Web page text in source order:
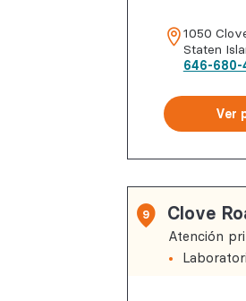
1050
Staten
646-680-
Ver
9 Clove
Atención